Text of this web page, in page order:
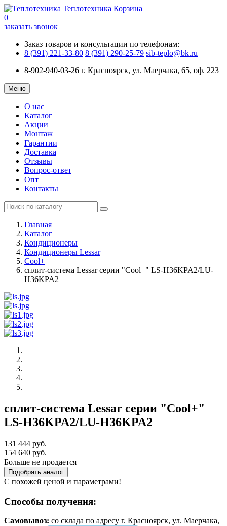
Теплотехника Корзина
0
заказать звонок
Заказ товаров и консультации по телефонам:
8 (391) 221-33-80 8 (391) 290-25-79 sib-teplo@bk.ru
8-902-940-03-26 г. Красноярск, ул. Маерчака, 65, оф. 223
Меню
О нас
Каталог
Акции
Монтаж
Гарантии
Доставка
Отзывы
Вопрос-ответ
Опт
Контакты
Главная
Каталог
Кондиционеры
Кондиционеры Lessar
Cool+
сплит-система Lessar серии "Cool+" LS-H36KPA2/LU-
H36KPA2
сплит-система Lessar серии "Cool+"
LS-H36KPA2/LU-H36KPA2
131 444 руб.
154 640 руб.
Больше не продается
Подобрать аналог
С похожей ценой и параметрами!
Способы получения:
Самовывоз: cо склада по адресу г. Красноярск, ул. Маерчака,